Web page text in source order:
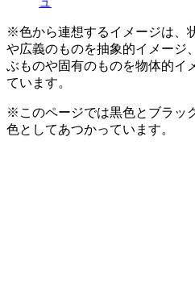
※色から連想するイメージは、
や広義のものを抽象的イメージ
ぶものや固有のものを物体的イ
ています。
※このページでは黒色とブラッ
色としてあつかっています。